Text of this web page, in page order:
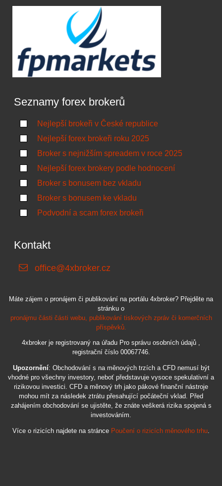
Seznamy forex brokerů
Nejlepší brokeři v České republice
Nejlepší forex brokeři roku 2025
Broker s nejnižším spreadem v roce 2025
Nejlepší forex brokery podle hodnocení
Broker s bonusem bez vkladu
Broker s bonusem ke vkladu
Podvodní a scam forex brokeři
Kontakt
office@4xbroker.cz
Máte zájem o pronájem či publikování na portálu 4xbroker? Přejděte na
stránku o
pronájmu části části webu, publikování tiskových zpráv či komerčních
příspěvků.
4xbroker je registrovaný na úřadu Pro správu osobních údajů ,
registrační číslo 00067746.
Upozornění: Obchodování s na měnových trzích a CFD nemusí být
vhodné pro všechny investory, neboť představuje vysoce spekulativní a
rizikovou investici. CFD a měnový trh jako pákové finanční nástroje
mohou mít za následek ztrátu přesahující počáteční vklad. Před
zahájením obchodování se ujistěte, že znáte veškerá rizika spojená s
investováním.
Více o rizicích najdete na stránce Poučení o rizicích měnového trhu.